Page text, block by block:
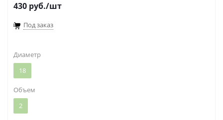
своевременный полив.
430 руб./шт
Под заказ
Диаметр
18
Объем
2